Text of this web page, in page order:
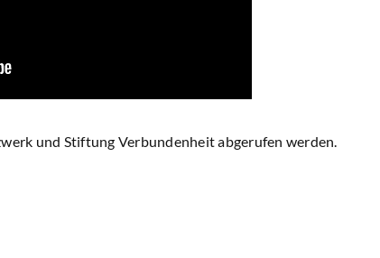
und Stiftung Verbundenheit abgerufen werden.